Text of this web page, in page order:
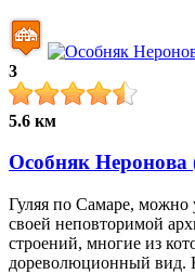
3
5.6 км
Особняк
Гуляя по Самаре, можно
своей неповторимой
строений, многие из
дореволюционный вид.